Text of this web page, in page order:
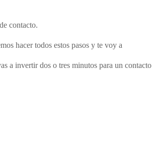
contacto.
hacer todos estos pasos y te voy a
a invertir dos o tres minutos para un contacto